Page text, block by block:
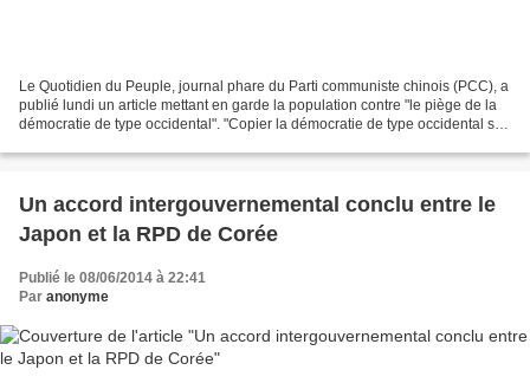
Le Quotidien du Peuple, journal phare du Parti communiste chinois (PCC), a
publié lundi un article mettant en garde la population contre "le piège de la
démocratie de type occidental". "Copier la démocratie de type occidental se
Un accord intergouvernemental conclu entre le
Japon et la RPD de Corée
Publié le 08/06/2014 à 22:41
Par anonyme